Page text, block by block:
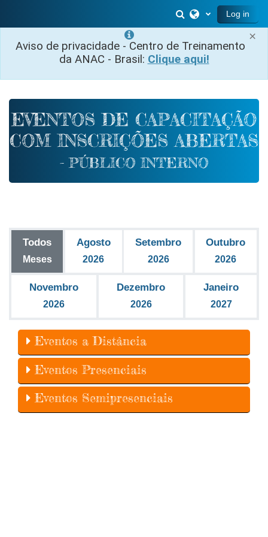
×
Aviso de privacidade - Centro de Treinamento
da ANAC - Brasil: Clique aqui!
Toggle search
Log in
EVENTOS DE CAPACITAÇÃO
COM INSCRIÇÕES ABERTAS
- PÚBLICO INTERNO
Todos
Meses
Agosto
2026
Setembro
2026
Outubro
2026
Novembro
2026
Dezembro
2026
Janeiro
2027
Eventos a Distância
Eventos Presenciais
Eventos Semipresenciais